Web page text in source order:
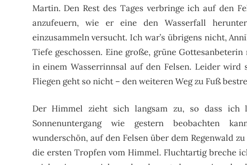
Martin. Den Rest des Tages verbringe ich auf den
anzufeuern, wie er eine den Wasserfall
einzusammeln versucht. Ich war’s übrigens nicht,
Tiefe geschossen. Eine große, grüne
in einem Wasserrinnsal auf den Felsen. Leider
Fliegen geht so nicht – den weiteren Weg zu Fuß
Der Himmel zieht sich langsam zu, so dass ich
Sonnenuntergang wie gestern beobachten
wunderschön, auf den Felsen über dem Regenwald
die ersten Tropfen vom Himmel. Fluchtartig breche